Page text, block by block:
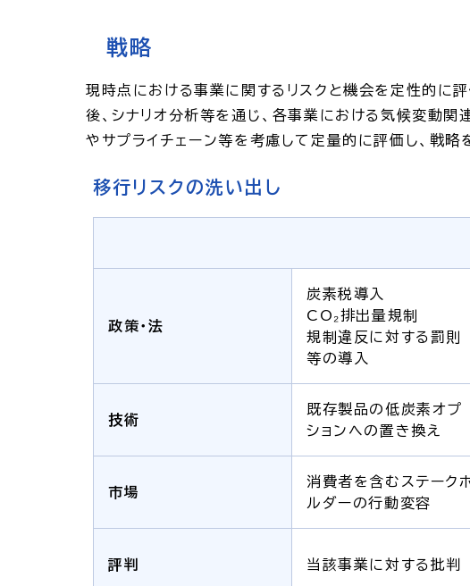
戦略
現時点における事業に関するリスクと機会を定性的に評
後、シナリオ分析等を通じ、各事業における気候変動
やサプライチェーン等を考慮して定量的に評価し、戦略
移行リスクの洗い出し
政策・法
炭素税導入
CO₂排出量規制
規制違反に対する罰則
等の導入
技術
既存製品の低炭素オプ
ションへの置き換え
市場
消費者を含むステーク
ルダーの行動変容
評判 当該事業に対する批判